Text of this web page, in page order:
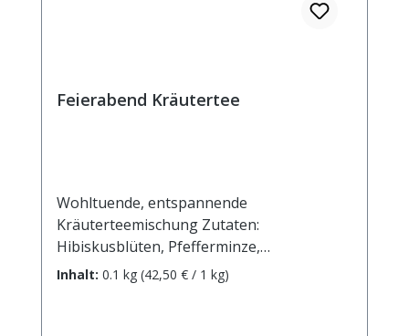
Feierabend Kräutertee
Wohltuende, entspannende
Kräuterteemischung Zutaten:
Hibiskusblüten, Pfefferminze,
Brombeerblätter, Himbeerblätter,
Inhalt: 0.1 kg (42,50 € / 1 kg)